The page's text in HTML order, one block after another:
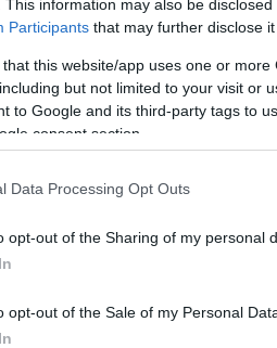
This information may also be
Participants that may further disclose
that this website/app uses one or
but not limited to your visit or
to Google and its third-party tags to
consent section.
Data Processing Opt Outs
opt-out of the Sharing of my personal
opt-out of the Sale of my Personal
un destino puede residir